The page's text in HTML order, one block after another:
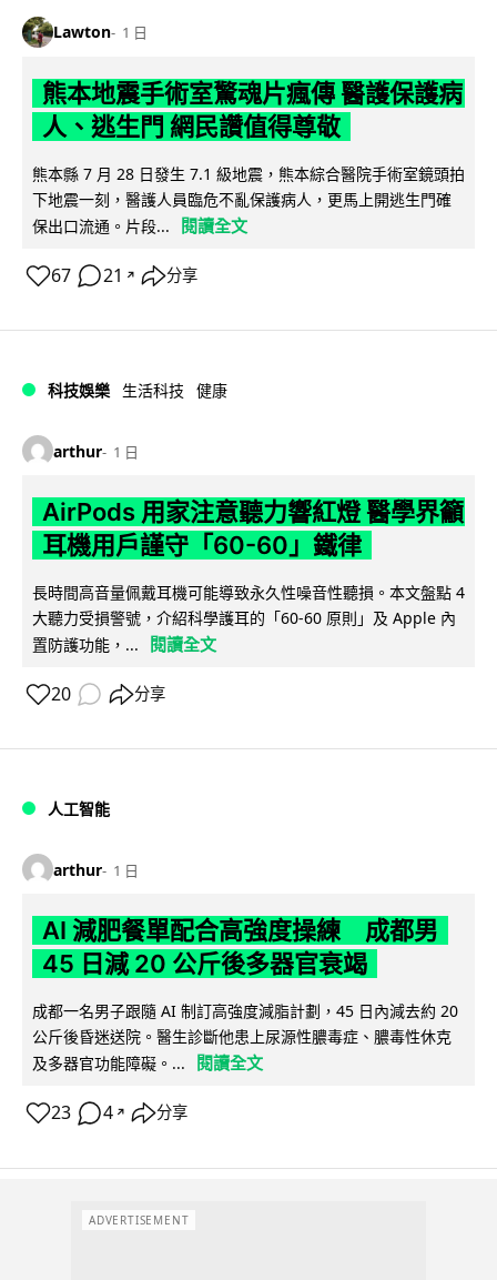
Lawton 1 日
熊本地震手術室驚魂片瘋傳 醫護保護病
人、逃生門 網民讚值得尊敬
熊本縣 7 月 28 日發生 7.1 級地震，熊本綜合醫院手術室鏡頭拍
下地震一刻，醫護人員臨危不亂保護病人，更馬上開逃生門確
保出口流通。片段...
閱讀全文
67 21 ↗ 分享
科技娛樂 生活科技 健康
arthur 1 日
AirPods 用家注意聽力響紅燈 醫學界籲
耳機用戶謹守「60-60」鐵律
長時間高音量佩戴耳機可能導致永久性噪音性聽損。本文盤點 4
大聽力受損警號，介紹科學護耳的「60-60 原則」及 Apple 內
置防護功能，...
閱讀全文
20 分享
人工智能
arthur 1 日
AI 減肥餐單配合高強度操練 成都男
45 日減 20 公斤後多器官衰竭
成都一名男子跟隨 AI 制訂高強度減脂計劃，45 日內減去約 20
公斤後昏迷送院。醫生診斷他患上尿源性膿毒症、膿毒性休克
及多器官功能障礙。...
閱讀全文
23 4 ↗ 分享
ADVERTISEMENT